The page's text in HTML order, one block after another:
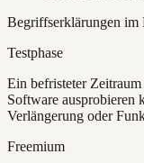
Begriffserklärungen im
Testphase
Ein befristeter
Software ausprobieren
Verlängerung oder
Freemium